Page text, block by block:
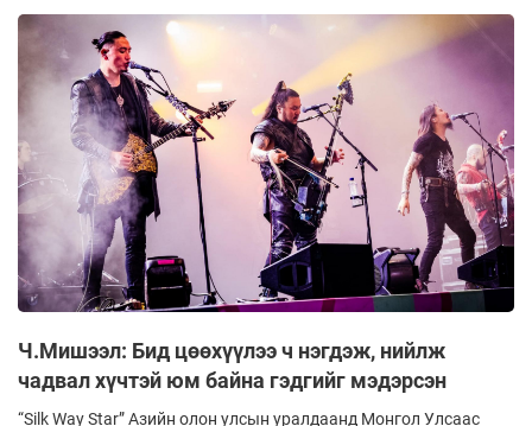
Ч.Мишээл: Бид цөөхүүлээ ч нэгдэж, нийлж
чадвал хүчтэй юм байна гэдгийг мэдэрсэн
“Silk Way Star” Азийн олон улсын уралдаанд Монгол Улсаас